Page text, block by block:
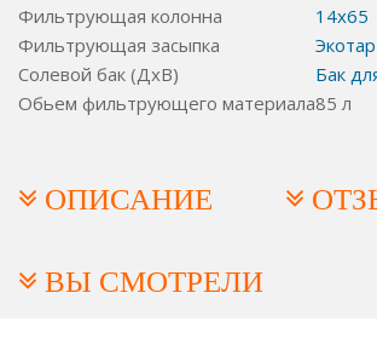
Фильтрующая колонна
14x65
Фильтрующая засыпка
Солевой бак (ДхВ)
Бак
Обьем фильтрующего материала85 л
ОПИСАНИЕ
ВЫ СМОТРЕЛИ